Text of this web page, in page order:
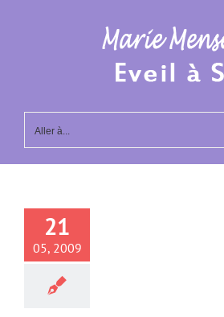
Aller à...
21
05, 2009